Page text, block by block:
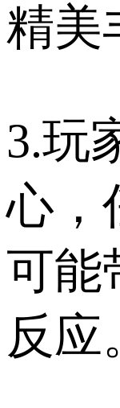
精美
3.玩
心，
可能
反应